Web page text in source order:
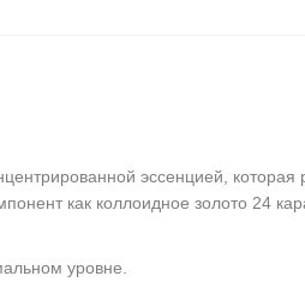
эссенцией, которая
как коллоидное золото 24
уровне.